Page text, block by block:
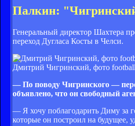
Палкин: "Чигринский
Генеральный директор Шахтера
переход Дугласа Косты в Челси.
Дмитрий Чигринский, фото
— По поводу Чигринского —
объявлено, что он свободный
— Я хочу поблагодарить Диму за
которые он построил на будущее,